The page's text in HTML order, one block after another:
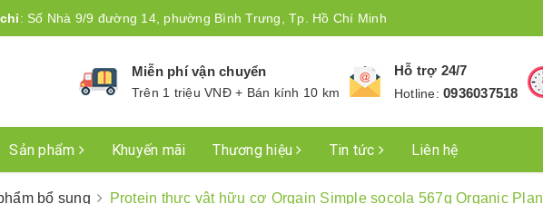
: Số Nhà 9/9 đường 14, phường Bình Trưng, Tp. Hồ Chí Minh
Miễn phí vận chuyển
Trên 1 triệu VNĐ + Bán kính 10 km
Hỗ trợ 24/7
Hotline:0936037518
Sản phẩm Khuyến mãi Thương hiệu Tin tức Liên hệ
bổ sung Protein thực vật hữu cơ Orgain Simple socola 567g Organic